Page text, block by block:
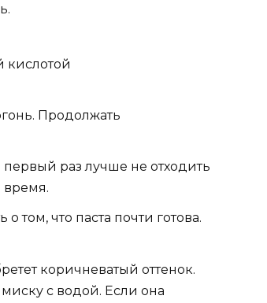
Продолжать
первый раз лучше не отходить
время.
том, что паста почти готова.
коричневатый оттенок.
с водой. Если она